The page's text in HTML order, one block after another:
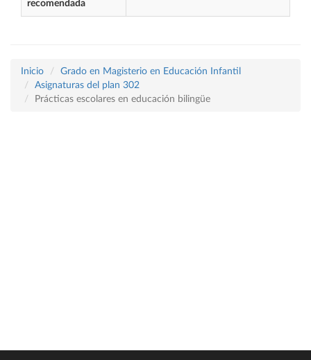
recomendada
Inicio
Grado en Magisterio en Educación Infantil
Asignaturas del plan 302
Prácticas escolares en educación bilingüe